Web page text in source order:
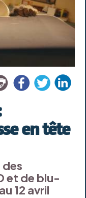
en tête
des
et de blu-
12 avril